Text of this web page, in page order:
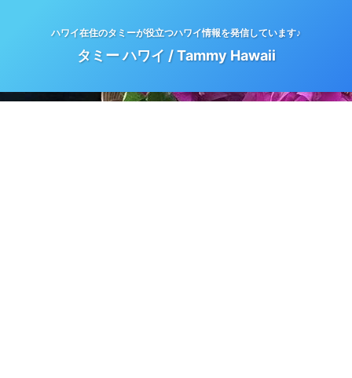
ハワイ在住のタミーが役立つハワイ情報を発信しています♪
タミー ハワイ / Tammy Hawaii